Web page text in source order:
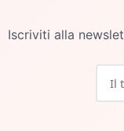
Iscriviti alla